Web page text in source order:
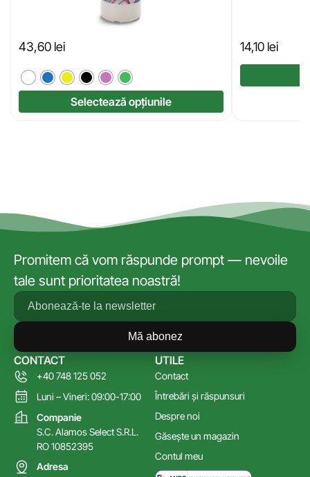
43,60 lei
Selectează opțiunile
14,10 lei
Promitem că vom răspunde prompt — nevoile
tale sunt prioritatea noastră!
Mă abonez
UTILE
Contact
Întrebări și răspunsuri
Despre noi
Găsește un magazin
Contul meu
CONTACT
+40 748 125 052
Luni – Vineri: 09:00-17:00
Companie
S.C. Alamos Select S.R.L.
RO 10852395
Adresa